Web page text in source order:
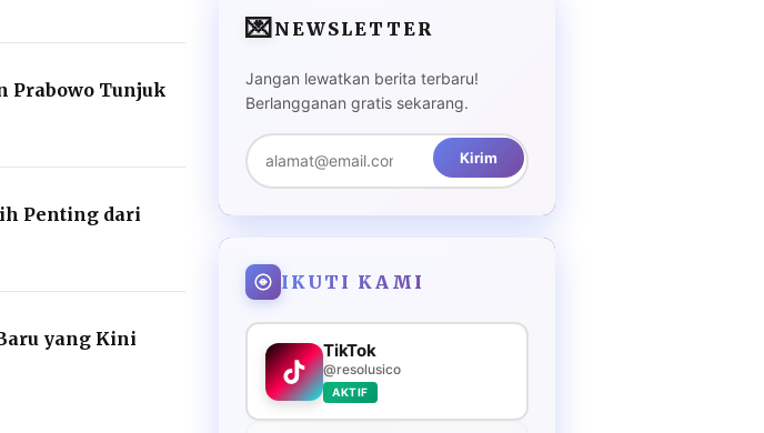
Prabowo Tunjuk
Penting dari
yang Kini
💌NEWSLETTER
Jangan lewatkan berita terbaru!
Berlangganan gratis sekarang.
Kirim
IKUTI KAMI
TikTok
@resolusico
AKTIF